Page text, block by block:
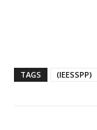
TAGS (IEESSPP)